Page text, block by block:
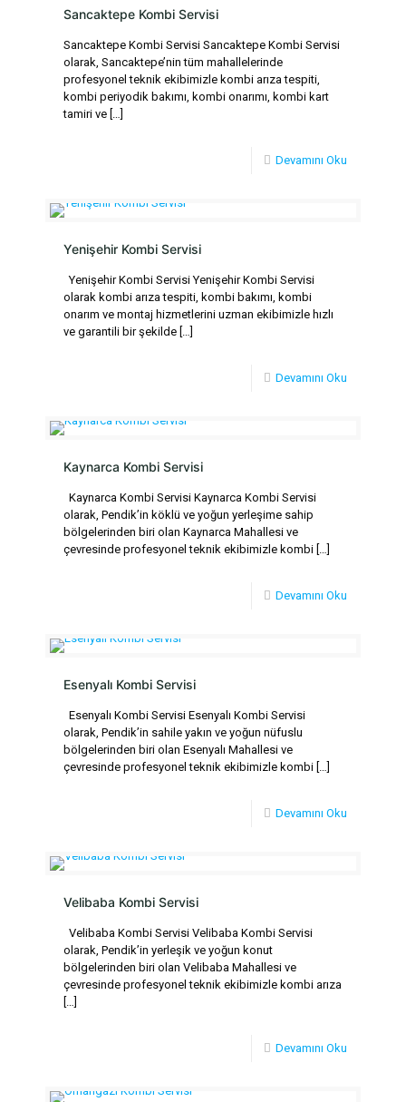
Sancaktepe Kombi Servisi
Sancaktepe Kombi Servisi Sancaktepe Kombi Servisi
olarak, Sancaktepe’nin tüm mahallelerinde
profesyonel teknik ekibimizle kombi arıza tespiti,
kombi periyodik bakımı, kombi onarımı, kombi kart
tamiri ve […]
Devamını Oku
Yenişehir Kombi Servisi
Yenişehir Kombi Servisi Yenişehir Kombi Servisi
olarak kombi arıza tespiti, kombi bakımı, kombi
onarım ve montaj hizmetlerini uzman ekibimizle hızlı
ve garantili bir şekilde […]
Devamını Oku
Kaynarca Kombi Servisi
Kaynarca Kombi Servisi Kaynarca Kombi Servisi
olarak, Pendik’in köklü ve yoğun yerleşime sahip
bölgelerinden biri olan Kaynarca Mahallesi ve
çevresinde profesyonel teknik ekibimizle kombi […]
Devamını Oku
Esenyalı Kombi Servisi
Esenyalı Kombi Servisi Esenyalı Kombi Servisi
olarak, Pendik’in sahile yakın ve yoğun nüfuslu
bölgelerinden biri olan Esenyalı Mahallesi ve
çevresinde profesyonel teknik ekibimizle kombi […]
Devamını Oku
Velibaba Kombi Servisi
Velibaba Kombi Servisi Velibaba Kombi Servisi
olarak, Pendik’in yerleşik ve yoğun konut
bölgelerinden biri olan Velibaba Mahallesi ve
çevresinde profesyonel teknik ekibimizle kombi arıza
[…]
Devamını Oku